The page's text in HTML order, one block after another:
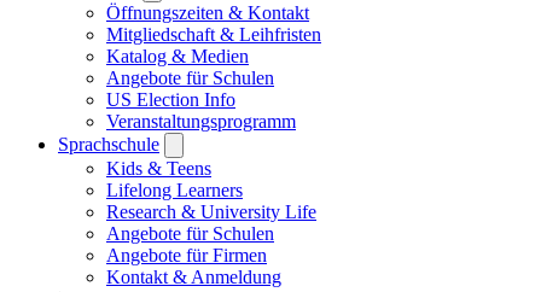
submenu
Öffnungszeiten & Kontakt
Mitgliedschaft & Leihfristen
Katalog & Medien
Angebote für Schulen
US Election Info
Veranstaltungsprogramm
Sprachschule
submenu
Kids & Teens
Lifelong Learners
Research & University Life
Angebote für Schulen
Angebote für Firmen
Kontakt & Anmeldung